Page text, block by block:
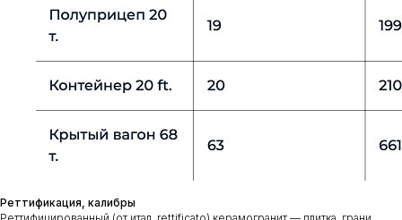
Реттификация, калибры